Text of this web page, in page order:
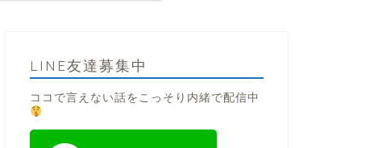
LINE友達募集中
ココで言えない話をこっそり内緒で配信中